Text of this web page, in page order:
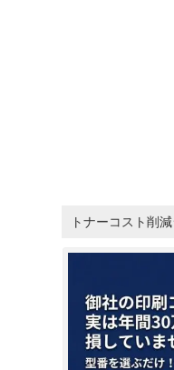
トナーコスト削